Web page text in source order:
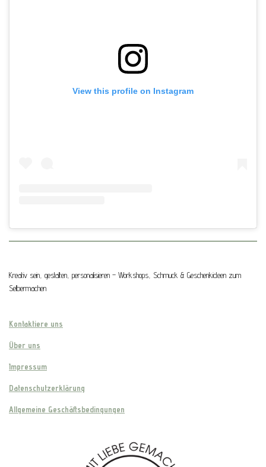
View this profile on Instagram
Kreativ sein, gestalten, personalisieren – Workshops, Schmuck & Geschenkideen zum
Selbermachen
Kontaktiere uns
Über uns
Impressum
Datenschutzerklärung
Allgemeine Geschäftsbedingungen